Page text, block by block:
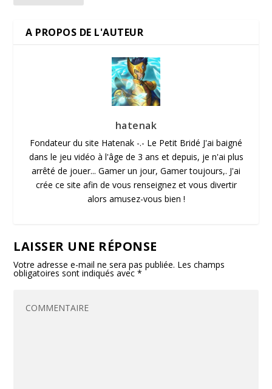
A PROPOS DE L'AUTEUR
hatenak
Fondateur du site Hatenak -.- Le Petit Bridé J'ai baigné
dans le jeu vidéo à l'âge de 3 ans et depuis, je n'ai plus
arrêté de jouer... Gamer un jour, Gamer toujours,. J'ai
crée ce site afin de vous renseignez et vous divertir
alors amusez-vous bien !
LAISSER UNE RÉPONSE
Votre adresse e-mail ne sera pas publiée. Les champs
obligatoires sont indiqués avec*